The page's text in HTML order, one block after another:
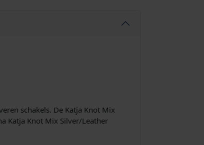
schakels. De Katja Knot Mix
Katja Knot Mix Silver/Leather